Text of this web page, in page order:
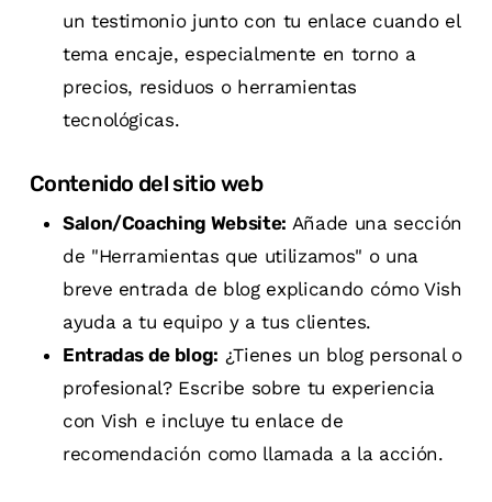
un testimonio junto con tu enlace cuando el
tema encaje, especialmente en torno a
precios, residuos o herramientas
tecnológicas.
Contenido del sitio web
Salon/Coaching Website: Añade una sección
de "Herramientas que utilizamos" o una
breve entrada de blog explicando cómo Vish
ayuda a tu equipo y a tus clientes.
Entradas de blog: ¿Tienes un blog personal o
profesional? Escribe sobre tu experiencia
con Vish e incluye tu enlace de
recomendación como llamada a la acción.